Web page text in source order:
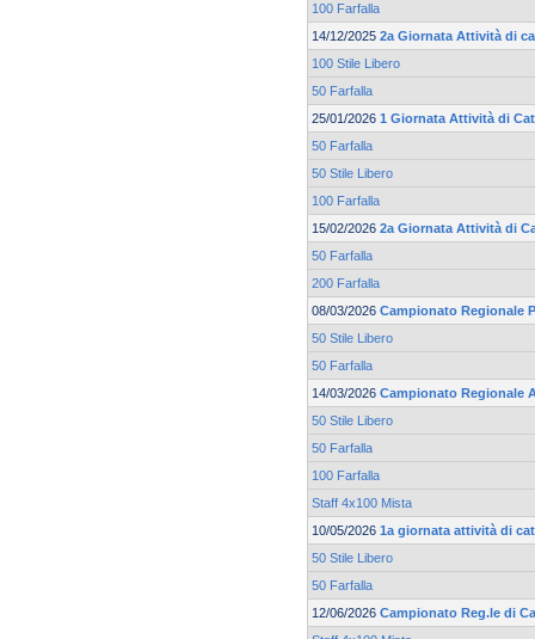
100 Farfalla
14/12/2025 2a Giornata Attività di
100 Stile Libero
50 Farfalla
25/01/2026 1 Giornata Attività di
50 Farfalla
50 Stile Libero
100 Farfalla
15/02/2026 2a Giornata Attività di
50 Farfalla
200 Farfalla
08/03/2026 Campionato Regionale
50 Stile Libero
50 Farfalla
14/03/2026 Campionato Regionale
50 Stile Libero
50 Farfalla
100 Farfalla
Staff 4x100 Mista
10/05/2026 1a giornata attività di
50 Stile Libero
50 Farfalla
12/06/2026 Campionato Reg.le di